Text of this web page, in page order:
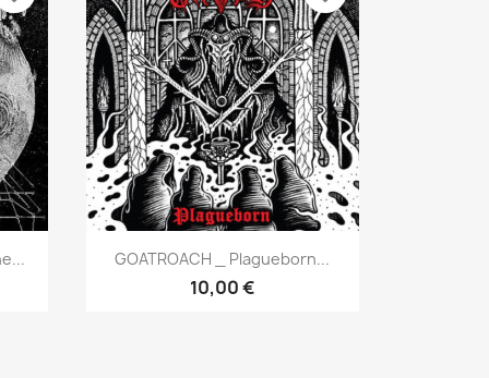
Aperçu rapide
GOATROACH _ Plagueborn...
10,00 €